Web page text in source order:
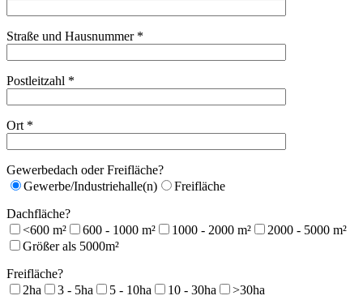
Straße und Hausnummer *
Postleitzahl *
Ort *
Gewerbedach oder Freifläche?
Gewerbe/Industriehalle(n)
Freifläche
Dachfläche?
<600 m²
600 - 1000 m² 1000 - 2000 m²
2000 - 5000 m²
Größer als 5000m²
Freifläche?
2ha
3 - 5ha 5 - 10ha 10 - 30ha
>30ha